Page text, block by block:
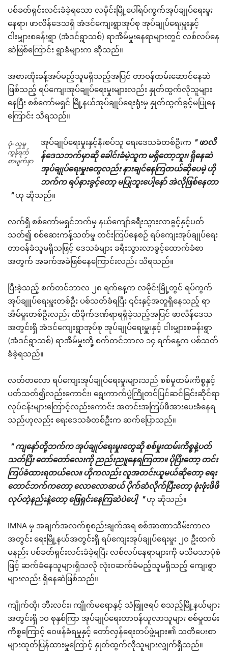
ပစ်ခတ်ရှင်းလင်းခံခဲ့ရသော လမိုင်းမြို့ပေါ်ရပ်ကွက်အုပ်ချုပ်ရေးမှုး
နေရာ၊ ဖာလိန်ဒေသရှိ အံဒင်ကျေးရွာအုပ်စု အုပ်ချုပ်ရေးမှူးနှင့်
ငါးမျှားစခန်းရွာ (အံဒင်ရွာသစ်) ရာအိမ်မှုးနေရာများတွင် လစ်လပ်နေ
ဆဲဖြစ်ကြောင်း ရွာခံများက ဆိုသည်။
အစားထိုးခန့်အပ်မည့်သူမရှိသည့်အပြင် တာဝန်ထမ်းဆောင်နေဆဲ
ဖြစ်သည့် ရပ်ကျေးအုပ်ချုပ်ရေးမှုးများလည်း နှုတ်ထွက်လိုသူများ
နေပြီး စစ်ကော်မရှင် မြို့နယ်အုပ်ချုပ်ရေးရုံးမှ နှုတ်ထွက်ခွင့်မပြုနေ
ကြောင်း သိရသည်။
ပုံ-လူမှု
ကွန်ရက်
စာမျက်နှာ
အုပ်ချုပ်ရေးမှုးနှင့်နီးစပ်သူ ရေးဒေသခံတစ်ဦးက ＂ဖာလိ
န်ဒေသဘက်မှာဆို ခေါင်းခံမဲ့သူက မရှိတော့ဘူး၊ ရှိနေဆဲ
အုပ်ချုပ်ရေးမှုးတွေလည်း နားချင်နေကြတယ်ဆိုပေမဲ့ ဟို
ဘက်က ရပ်နားခွင့်တော့ မပြုဘူးပေါ့နော် အဲလိုဖြစ်နေတာ
＂ဟု ဆိုသည်။
လက်ရှိ စစ်ကော်မရှင်ဘက်မှ နယ်ကျော်ခရီးသွားလာခွင့်နှင့်ပတ်
သတ်၍ စစ်ဆေးကန့်သတ်မှု တင်းကြပ်နေစဉ် ရပ်ကျေးအုပ်ချုပ်ရေး
တာဝန်ခံသူမရှိသဖြင့် ဒေသခံများ ခရီးသွားလာခွင့်ထောက်ခံစာ
အတွက် အခက်အခဲဖြစ်နေကြောင်းလည်း သိရသည်။
ပြီးခဲ့သည့် စက်တင်ဘာလ ၂၈ ရက်နေ့က လမိုင်းမြို့တွင် ရပ်ကွက်
အုပ်ချူပ်ရေးမှူးတစ်ဦး ပစ်သတ်ခံရပြီး ၎င်းနှင့်အတူရှိနေသည့် ရာ
အိမ်မှုးတစ်ဦးလည်း ထိခိုက်ဒဏ်ရာရရှိခဲ့သည့်အပြင် ဖာလိန်ဒေသ
အတွင်းရှိ အံဒင်ကျေးရွာအုပ်စု အုပ်ချုပ်ရေးမှူးနှင့် ငါးမျှားစခန်းရွာ
(အံဒင်ရွာသစ်) ရာအိမ်မှုးတို့ စက်တင်ဘာလ ၁၄ ရက်နေ့က ပစ်သတ်
ခံခဲ့ရသည်။
လတ်တလော ရပ်ကျေးအုပ်ချုပ်ရေးမှုးများသည် စစ်မှုထမ်းကိစ္စနှင့်
ပတ်သတ်၍လည်းကောင်း၊ ရွေးကာက်ပွဲကြိုတင်ပြင်ဆင်ခြင်းဆိုင်ရာ
လုပ်ငန်းများကြောင့်လည်းကောင်း အတင်းအကြပ်ဖိအားပေးခံနေရ
သည်ဟုလည်း ရေးဒေသခံတစ်ဦးက ဆက်ပြောသည်။
＂ကျနော်တို့ဘက်က အုပ်ချုပ်ရေးမှုးတွေဆို စစ်မှုးထမ်းကိစ္စနဲ့ပတ်
သတ်ပြီး တော်တော်လေးကို ညည်းညူနေရကြတာ။ ပိုပြီးတော့ တင်း
ကြပ်ခံထားရတယ်လေ။ ဟိုကလည်း လူအတင်းယူမယ်ဆိုတော့ ရေး
တောင်ဘက်ကတော့ လောလောဆယ် ပိုက်ဆံလိုက်ပြီးတော့ ဖုံးဖုံးဖိဖိ
လုပ်တဲ့နည်းနဲ့တော့ ဖြေရှင်းနေကြဆဲပဲပေါ့ ＂ဟု ဆိုသည်။
IMNA မှ အချက်အလက်စုစည်းချက်အရ စစ်အာဏာသိမ်းကာလ
အတွင်း ရေးမြို့နယ်အတွင်းရှိ ရပ်ကျေးအုပ်ချုပ်ရေးမှုး ၂၀ ဦးထက်
မနည်း ပစ်ခတ်ရှင်းလင်းခံခဲ့ရပြီး လစ်လပ်နေရာများကို မသိမသာပုံစံ
ဖြင့် ဆက်ခံနေသူများရှိသလို လုံးဝဆက်ခံမည့်သူမရှိသည့် ကျေးရွာ
များလည်း ရှိနေဆဲဖြစ်သည်။
ကျိုက်ထို၊ ဘီးလင်း၊ ကျိုက်မရောနှင့် သံဖြူဇရပ် စသည့်မြို့နယ်များ
အတွင်းရှိ ၁၀ စုနှစ်ကြာ အုပ်ချုပ်ရေးတာဝန်ယူလာသူများ စစ်မှုထမ်း
ကိစ္စကြောင့် ဝေဖန်ခံရမှုနှင့် တော်လှန်ရေးတပ်ဖွဲ့များ၏ သတိပေးစာ
များထုတ်ပြန်ထားမှုကြောင့် နှုတ်ထွက်လိုသူများလျှက်ရှိသည်။